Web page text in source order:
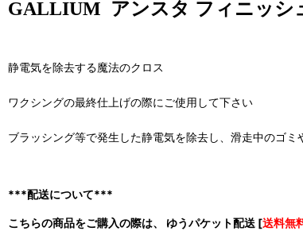
GALLIUM アンスタ フィニッシ
静電気を除去する魔法のクロス
ワクシングの最終仕上げの際にご使用して下さい
ブラッシング等で発生した静電気を除去し、滑走中のゴ
***配送について***
こちらの商品をご購入の際は、 ゆうパケット配送 [送料無